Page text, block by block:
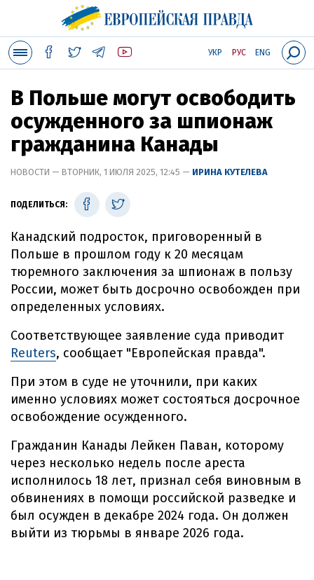
УКР РУС ENG
В Польше могут освободить
осужденного за шпионаж
гражданина Канады
НОВОСТИ — ВТОРНИК, 1 ИЮЛЯ 2025, 12:45 — ИРИНА КУТЕЛЕВА
ПОДЕЛИТЬСЯ:
Канадский подросток, приговоренный в
Польше в прошлом году к 20 месяцам
тюремного заключения за шпионаж в пользу
России, может быть досрочно освобожден при
определенных условиях.
Соответствующее заявление суда приводит
Reuters, сообщает "Европейская правда".
При этом в суде не уточнили, при каких
именно условиях может состояться досрочное
освобождение осужденного.
Гражданин Канады Лейкен Паван, которому
через несколько недель после ареста
исполнилось 18 лет, признал себя виновным в
обвинениях в помощи российской разведке и
был осужден в декабре 2024 года. Он должен
выйти из тюрьмы в январе 2026 года.